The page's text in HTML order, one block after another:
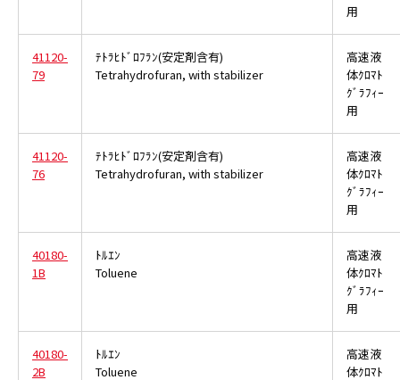
用
41120-
79
ﾃﾄﾗﾋﾄﾞﾛﾌﾗﾝ(安定剤含有)
Tetrahydrofuran, with stabilizer
高速液
体ｸﾛﾏﾄ
ｸﾞﾗﾌｨｰ
用
41120-
76
ﾃﾄﾗﾋﾄﾞﾛﾌﾗﾝ(安定剤含有)
Tetrahydrofuran, with stabilizer
高速液
体ｸﾛﾏﾄ
ｸﾞﾗﾌｨｰ
用
40180-
1B
ﾄﾙｴﾝ
Toluene
高速液
体ｸﾛﾏﾄ
ｸﾞﾗﾌｨｰ
用
40180-
2B
ﾄﾙｴﾝ
Toluene
高速液
体ｸﾛﾏﾄ